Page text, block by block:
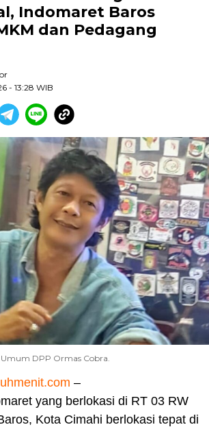
Indomaret Baros
dan Pedagang
- 13:28 WIB
DPP Ormas Cobra.
–
yang berlokasi di RT 03 RW
Kota Cimahi berlokasi tepat di